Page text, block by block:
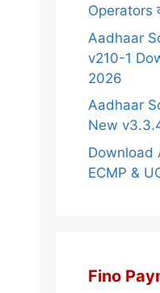
Operators
Aadhaar
v210-1
2026
Aadhaar
New
Download
ECMP &
Fino